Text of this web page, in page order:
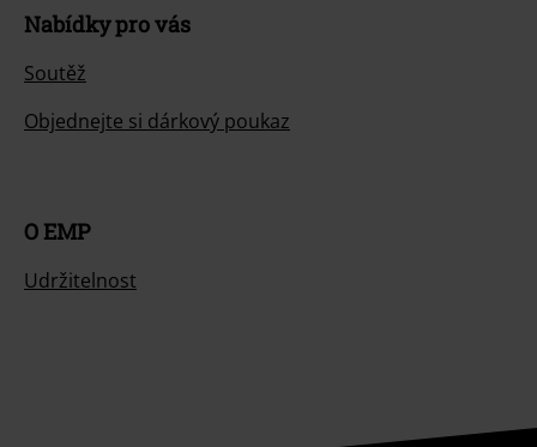
Nabídky pro vás
Soutěž
Objednejte si dárkový poukaz
O EMP
Udržitelnost